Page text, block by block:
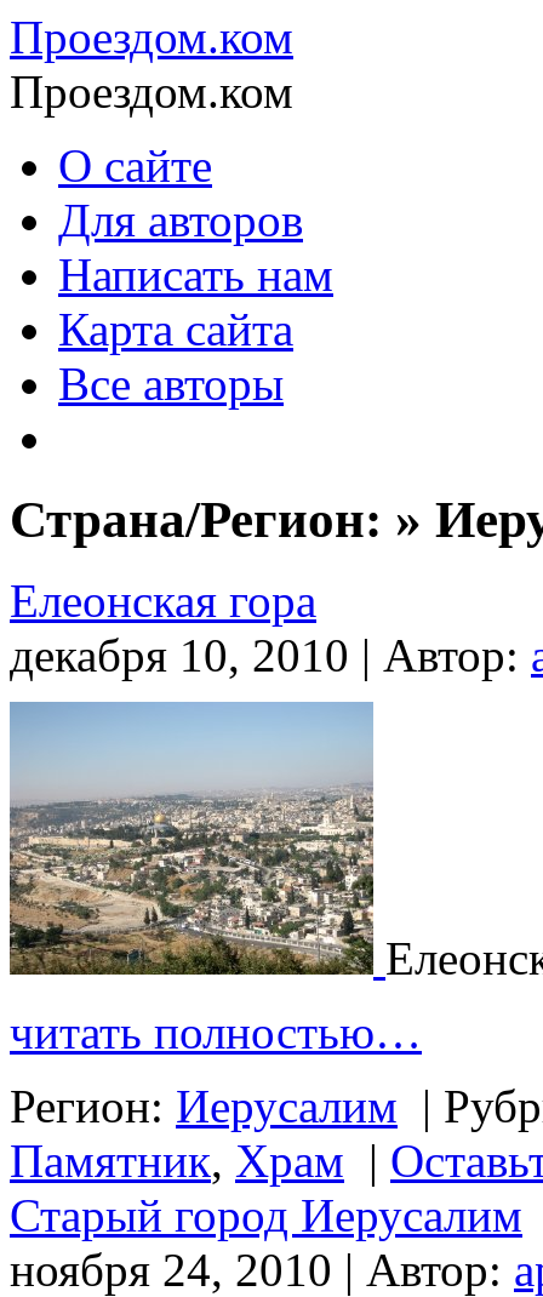
Проездом.ком
Проездом.ком
О сайте
Для авторов
Написать нам
Карта сайта
Все авторы
Страна/Регион: »
Елеонская гора
декабря 10, 2010 | Автор:
читать полностью…
Регион: Иерусалим |
Памятник, Храм |
Старый город Иерусалим
ноября 24, 2010 | Автор: